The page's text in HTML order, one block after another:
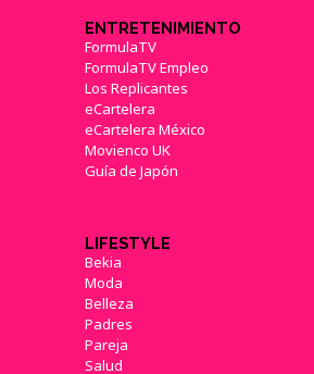
ENTRETENIMIENTO
FormulaTV
FormulaTV Empleo
Los Replicantes
eCartelera
eCartelera México
Movienco UK
Guía de Japón
LIFESTYLE
Bekia
Moda
Belleza
Padres
Pareja
Salud